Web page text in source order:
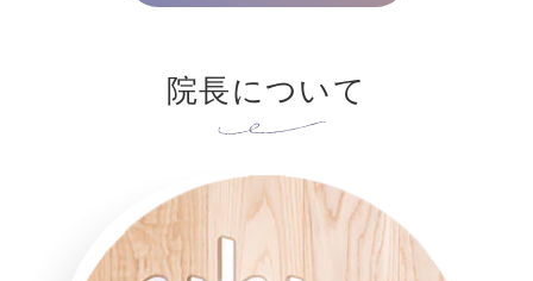
院長について